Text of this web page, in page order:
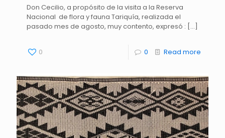
Don Cecilio, a propósito de la visita a la Reserva
Nacional de flora y fauna Tariquía, realizada el
pasado mes de agosto, muy contento, expresó : […]
0 0 Read more